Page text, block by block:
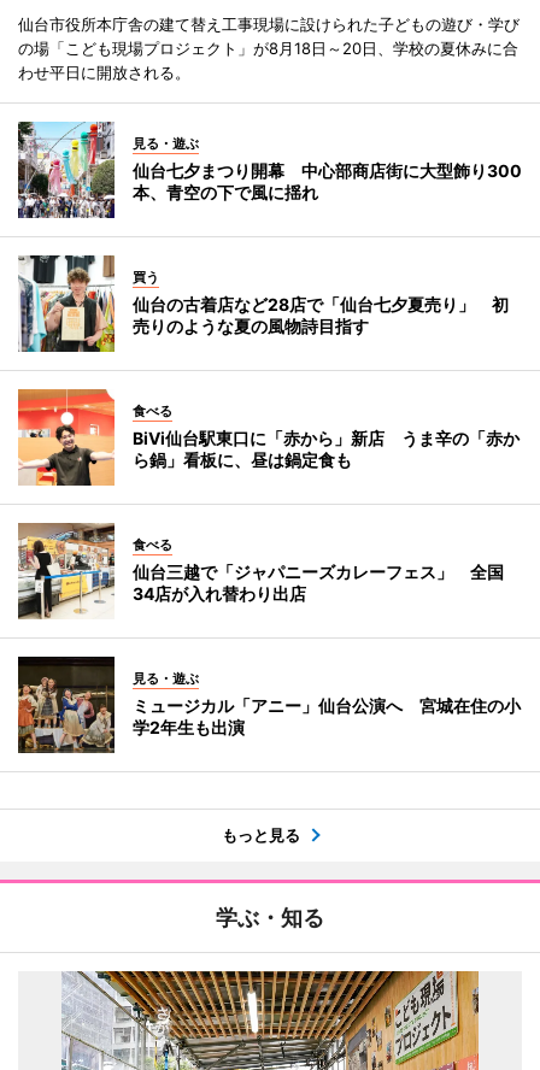
仙台市役所本庁舎の建て替え工事現場に設けられた子どもの遊び・学び
の場「こども現場プロジェクト」が8月18日～20日、学校の夏休みに合
わせ平日に開放される。
見る・遊ぶ
仙台七夕まつり開幕 中心部商店街に大型飾り300
本、青空の下で風に揺れ
買う
仙台の古着店など28店で「仙台七夕夏売り」 初
売りのような夏の風物詩目指す
食べる
BiVi仙台駅東口に「赤から」新店 うま辛の「赤か
ら鍋」看板に、昼は鍋定食も
食べる
仙台三越で「ジャパニーズカレーフェス」 全国
34店が入れ替わり出店
見る・遊ぶ
ミュージカル「アニー」仙台公演へ 宮城在住の小
学2年生も出演
もっと見る
学ぶ・知る